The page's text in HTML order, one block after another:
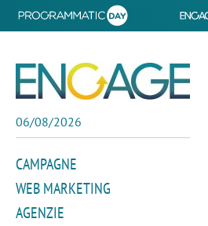
06/08/2026
CAMPAGNE
WEB MARKETING
AGENZIE